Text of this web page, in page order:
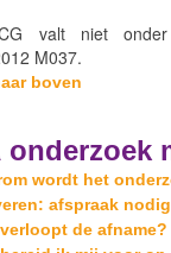
valt niet
M037.
boven
onderzoek
wordt het
afspraak nodig
de afname?